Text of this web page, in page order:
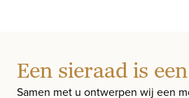
Een sieraad is
Samen met u ontwerpen wij een